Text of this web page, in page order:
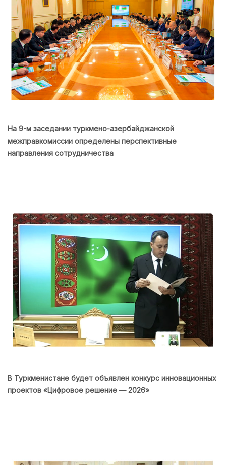
На 9-м заседании туркмено-азербайджанской
межправкомиссии определены перспективные
направления сотрудничества
В Туркменистане будет объявлен конкурс инновационных
проектов «Цифровое решение — 2026»